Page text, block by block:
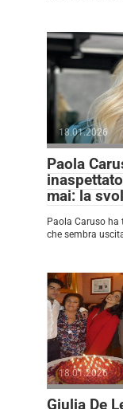
18.01.2026
Paola
mai: la
Paola Caruso
che sembra
18.01.2026
Giulia De